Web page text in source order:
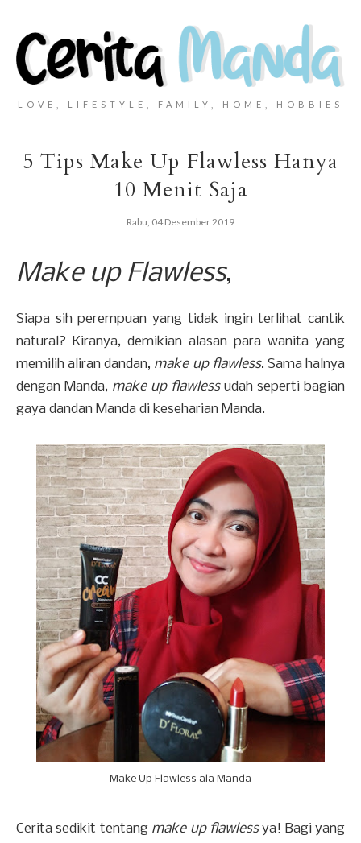
LOVE, LIFESTYLE, FAMILY, HOME, HOBBIES
5 Tips Make Up Flawless Hanya
10 Menit Saja
Rabu, 04 Desember 2019
Make up Flawless,
Siapa sih perempuan yang tidak ingin terlihat cantik
natural? Kiranya, demikian alasan para wanita yang
memilih aliran dandan, make up flawless. Sama halnya
dengan Manda, make up flawlessudah seperti bagian
gaya dandan Manda di keseharian Manda.
Make Up Flawless ala Manda
Cerita sedikit tentang make up flawlessya! Bagi yang